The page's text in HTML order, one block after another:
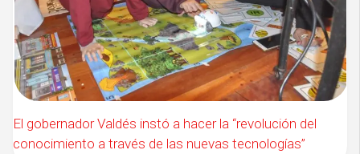
El gobernador Valdés instó a hacer la “revolución del
conocimiento a través de las nuevas tecnologías”